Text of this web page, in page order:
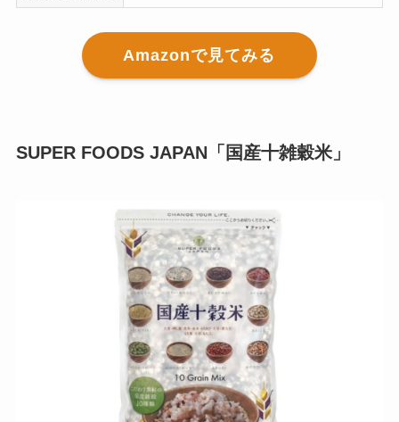
Amazonで見てみる
SUPER FOODS JAPAN「国産十雑穀米」